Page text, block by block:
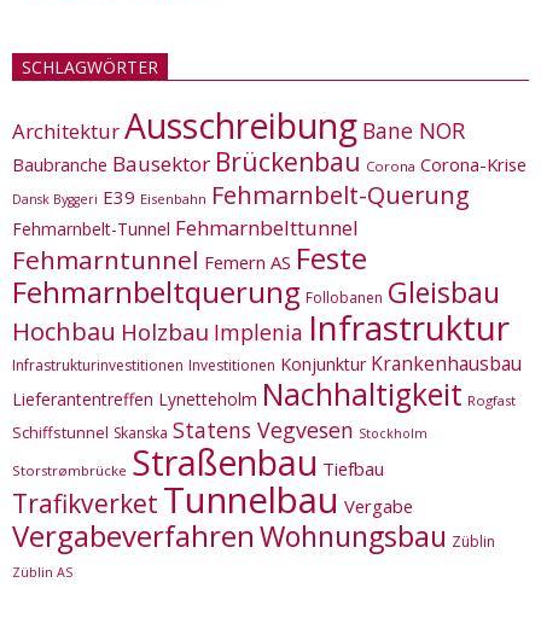
SCHLAGWÖRTER
ArchitekturAusschreibung Bane NOR
Baubranche Bausektor Brückenbau Corona Corona-Krise
Dansk Byggeri E39 Eisenbahn Fehmarnbelt-Querung
Fehmarnbelt-Tunnel Fehmarnbelttunnel
Fehmarntunnel Femern AS Feste
Fehmarnbeltquerung Follobanen Gleisbau
Hochbau Holzbau Implenia Infrastruktur
Infrastrukturinvestitionen Investitionen Konjunktur Krankenhausbau
Lieferantentreffen Lynetteholm Nachhaltigkeit Rogfast
Schiffstunnel Skanska Statens Vegvesen Stockholm
Storstrømbrücke Straßenbau Tiefbau
Trafikverket Tunnelbau Vergabe
VergabeverfahrenWohnungsbau Züblin
Züblin AS